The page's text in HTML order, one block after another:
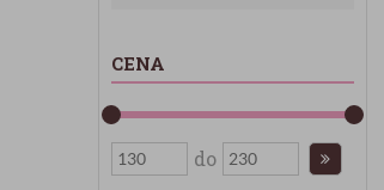
CENA
do